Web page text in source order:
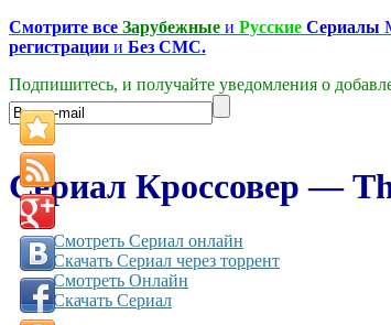
Смотрите все Зарубежные и Русские Сериалы
регистрации и Без СМС.
Подпишитесь, и получайте уведомления о
Сериал Кроссовер —
Смотреть Сериал онлайн
Скачать Сериал через торрент
Смотреть Онлайн
Скачать Сериал